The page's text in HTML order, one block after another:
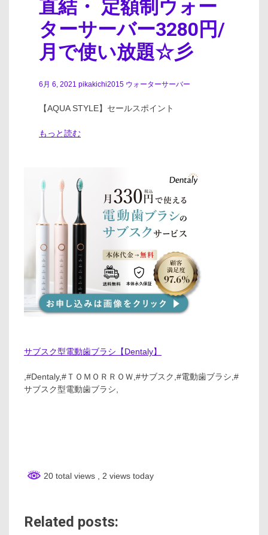
直結・ 定額制ウォー
ターサーバー3280円/
月で使い放題☆彡
6月 6, 2021 pikakichi2015 ウォーターサーバー
【AQUA STYLE】セールスポイント
もっと読む
サブスク型電動歯ブラシ【Dentaly】
,#Dentaly,#ＴＯＭＯＲＲＯＷ,#サブスク,#電動歯ブラシ,#
サブスク型電動歯ブラシ,
20 total views , 2 views today
Related posts: